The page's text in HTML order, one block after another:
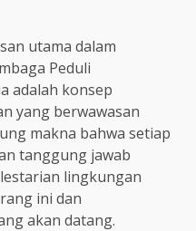
utama dalam
Peduli
adalah konsep
yang berwawasan
makna bahwa setiap
tanggung jawab
lingkungan
ini dan
akan datang.